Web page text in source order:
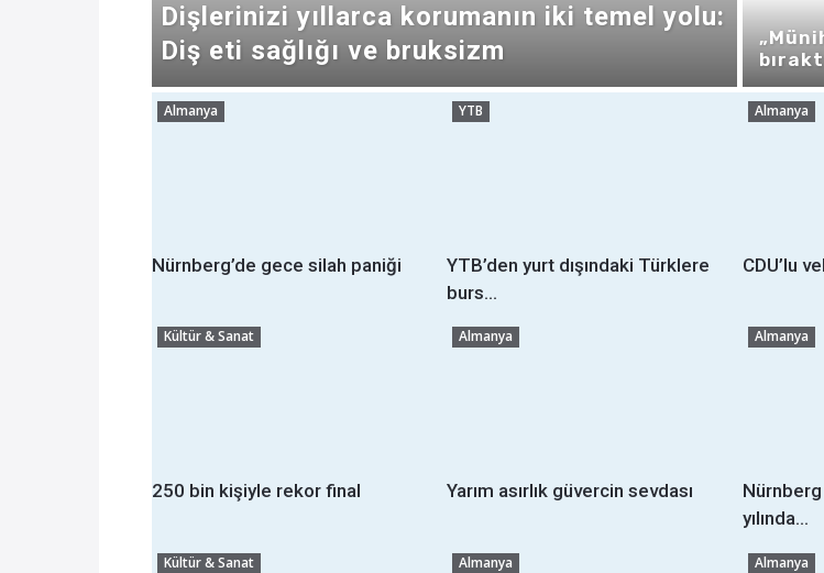
Dişlerinizi yıllarca korumanın iki temel yolu:
Diş eti sağlığı ve bruksizm
Almanya
Nürnberg’de gece silah paniği
YTB
YTB’den yurt dışındaki Türklere
burs...
Almanya
CDU’lu
Kültür & Sanat
250 bin kişiyle rekor final
Almanya
Yarım asırlık güvercin sevdası
Almanya
Nürnberg
yılında...
Kültür & Sanat Almanya Almanya